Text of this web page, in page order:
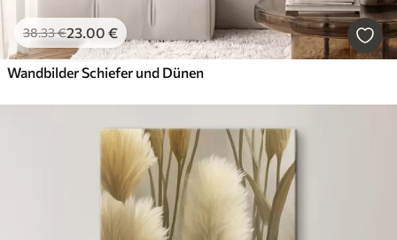
38.33€23.00 €
Wandbilder Schiefer und Dünen